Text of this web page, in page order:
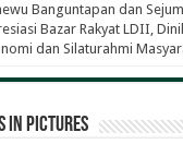
Banguntapan dan
Bazar Rakyat LDII,
dan Silaturahmi
in Pictures